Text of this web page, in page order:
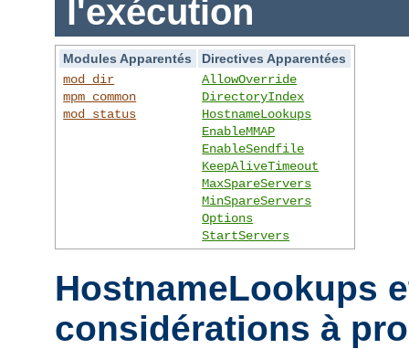
l'exécution
Modules Apparentés
Directives Apparentées
mod_dir
mpm_common
mod_status
AllowOverride
DirectoryIndex
HostnameLookups
EnableMMAP
EnableSendfile
KeepAliveTimeout
MaxSpareServers
MinSpareServers
Options
StartServers
HostnameLookups
considérations à